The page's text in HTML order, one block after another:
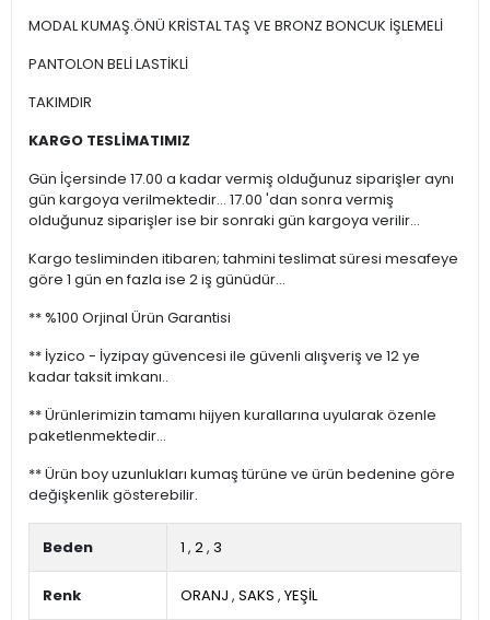
MODAL KUMAŞ.ÖNÜ KRİSTAL TAŞ VE BRONZ BONCUK İŞLEMELİ
PANTOLON BELİ LASTİKLİ
TAKIMDIR
KARGO TESLİMATIMIZ
Gün İçersinde 17.00 a kadar vermiş olduğunuz siparişler aynı
gün kargoya verilmektedir... 17.00 'dan sonra vermiş
olduğunuz siparişler ise bir sonraki gün kargoya verilir...
Kargo tesliminden itibaren; tahmini teslimat süresi mesafeye
göre 1 gün en fazla ise 2 iş günüdür...
** %100 Orjinal Ürün Garantisi
** İyzico - İyzipay güvencesi ile güvenli alışveriş ve 12 ye
kadar taksit imkanı..
** Ürünlerimizin tamamı hijyen kurallarına uyularak özenle
paketlenmektedir...
** Ürün boy uzunlukları kumaş türüne ve ürün bedenine göre
değişkenlik gösterebilir.
Beden 1 , 2, 3
Renk ORANJ , SAKS , YEŞİL